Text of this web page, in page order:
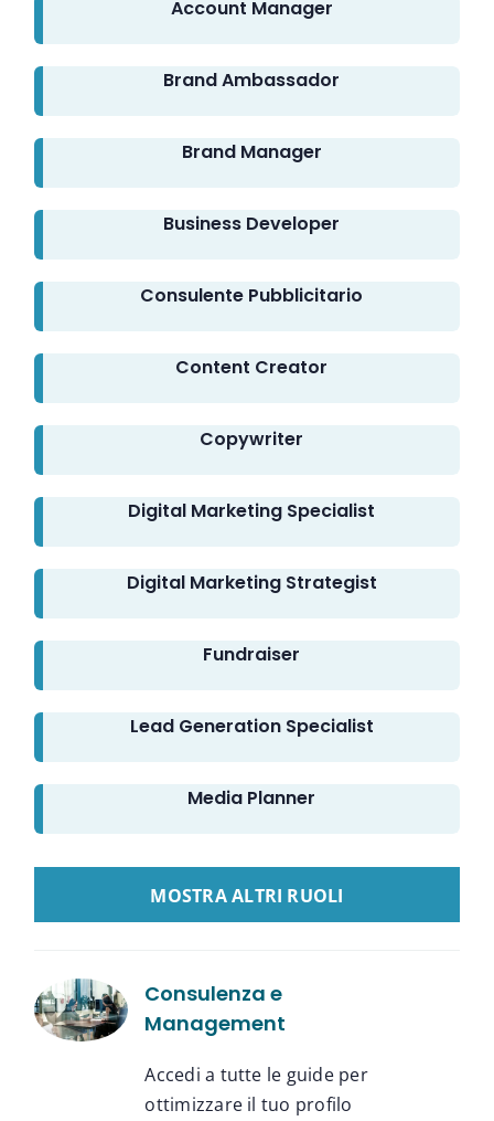
Account Manager
Brand Ambassador
Brand Manager
Business Developer
Consulente Pubblicitario
Content Creator
Copywriter
Digital Marketing Specialist
Digital Marketing Strategist
Fundraiser
Lead Generation Specialist
Media Planner
Consulenza e
Management
Accedi a tutte le guide per
ottimizzare il tuo profilo